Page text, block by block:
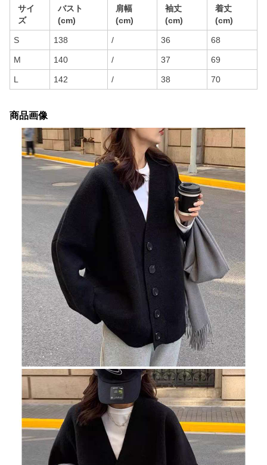
サイ
ズ
バスト
(cm)
肩幅
(cm)
袖丈
(cm)
着丈
(cm)
S 138 / 36 68
M 140 / 37 69
L 142 / 38 70
商品画像